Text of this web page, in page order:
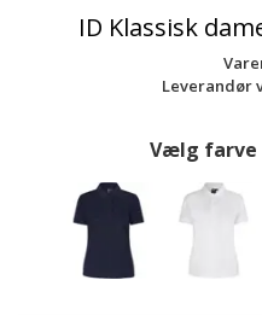
ID Klassisk
Leverandør
Vælg farve